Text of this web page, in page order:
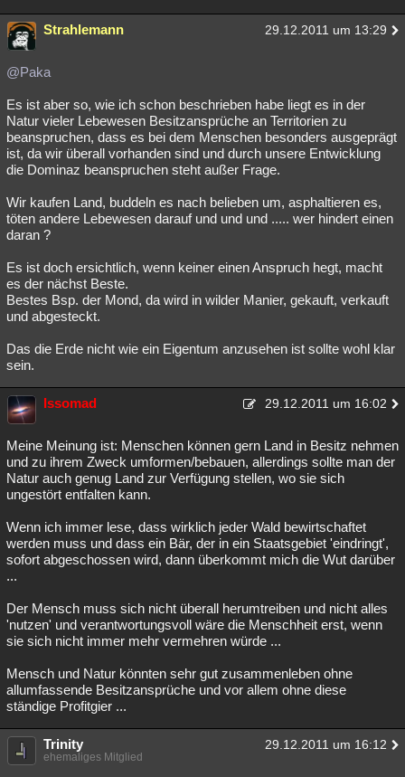
Strahlemann 29.12.2011 um 13:29
@Paka
Es ist aber so, wie ich schon beschrieben habe liegt es in der
Natur vieler Lebewesen Besitzansprüche an Territorien zu
beanspruchen, dass es bei dem Menschen besonders ausgeprägt
ist, da wir überall vorhanden sind und durch unsere Entwicklung
die Dominaz beanspruchen steht außer Frage.
Wir kaufen Land, buddeln es nach belieben um, asphaltieren es,
töten andere Lebewesen darauf und und und ..... wer hindert einen
daran ?
Es ist doch ersichtlich, wenn keiner einen Anspruch hegt, macht
es der nächst Beste.
Bestes Bsp. der Mond, da wird in wilder Manier, gekauft, verkauft
und abgesteckt.
Das die Erde nicht wie ein Eigentum anzusehen ist sollte wohl klar
sein.
Issomad 29.12.2011 um 16:02
Meine Meinung ist: Menschen können gern Land in Besitz nehmen
und zu ihrem Zweck umformen/bebauen, allerdings sollte man der
Natur auch genug Land zur Verfügung stellen, wo sie sich
ungestört entfalten kann.
Wenn ich immer lese, dass wirklich jeder Wald bewirtschaftet
werden muss und dass ein Bär, der in ein Staatsgebiet 'eindringt',
sofort abgeschossen wird, dann überkommt mich die Wut darüber
...
Der Mensch muss sich nicht überall herumtreiben und nicht alles
'nutzen' und verantwortungsvoll wäre die Menschheit erst, wenn
sie sich nicht immer mehr vermehren würde ...
Mensch und Natur könnten sehr gut zusammenleben ohne
allumfassende Besitzansprüche und vor allem ohne diese
ständige Profitgier ...
Trinity 29.12.2011 um 16:12
ehemaliges Mitglied